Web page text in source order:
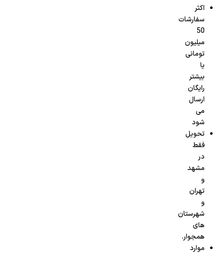
اکثر
سفارشات
50
میلیون
تومانی
یا
بیشتر
رایگان
ارسال
می
شود
تحویل
فقط
در
مشهد
و
تهران
و
شهرستان
های
همجوار.
موارد